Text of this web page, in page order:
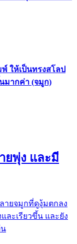
ให้เป็นทรงสโลป
มากค่า (จมูก)
ยพุ่ง และมี
ายจมูกที่ดูงุ้มตกลง
ละเรียวขึ้น และยัง